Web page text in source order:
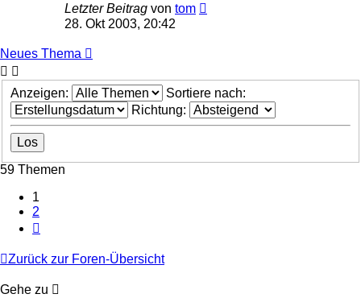
Letzter Beitrag von tom
28. Okt 2003, 20:42
Neues Thema
Anzeigen:
Sortiere nach:
Richtung:
59 Themen
1
2
Zurück zur Foren-Übersicht
Gehe zu